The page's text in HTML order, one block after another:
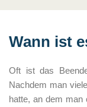
Wann ist
Oft ist das
Nachdem man
hatte, an dem man